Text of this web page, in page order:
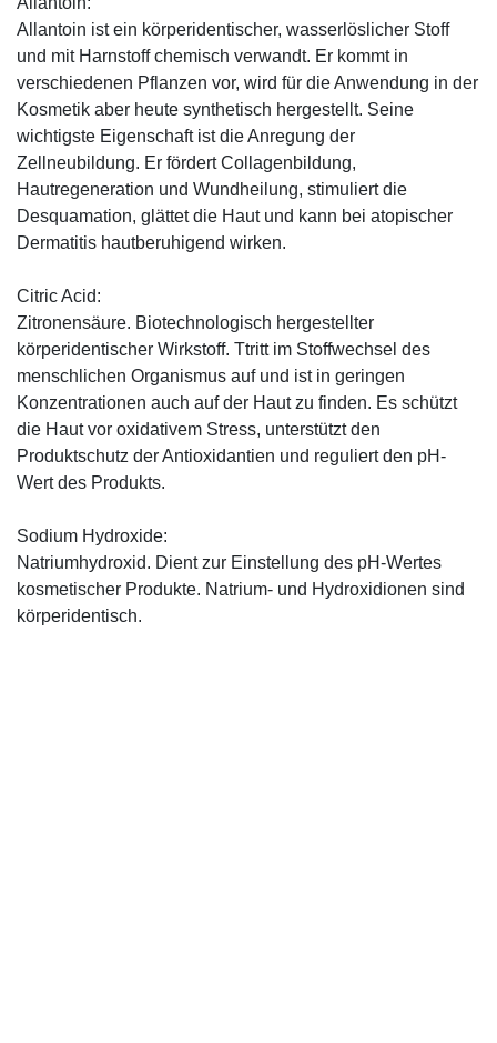
Allantoin ist ein körperidentischer, wasserlöslicher Stoff
und mit Harnstoff chemisch verwandt. Er kommt in
verschiedenen Pflanzen vor, wird für die Anwendung in der
Kosmetik aber heute synthetisch hergestellt. Seine
wichtigste Eigenschaft ist die Anregung der
Zellneubildung. Er fördert Collagenbildung,
Hautregeneration und Wundheilung, stimuliert die
Desquamation, glättet die Haut und kann bei atopischer
Dermatitis hautberuhigend wirken.
Citric Acid:
Zitronensäure. Biotechnologisch hergestellter
körperidentischer Wirkstoff. Ttritt im Stoffwechsel des
menschlichen Organismus auf und ist in geringen
Konzentrationen auch auf der Haut zu finden. Es schützt
die Haut vor oxidativem Stress, unterstützt den
Produktschutz der Antioxidantien und reguliert den pH-
Wert des Produkts.
Sodium Hydroxide:
Natriumhydroxid. Dient zur Einstellung des pH-Wertes
kosmetischer Produkte. Natrium- und Hydroxidionen sind
körperidentisch.